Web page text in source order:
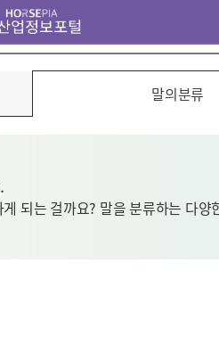
말의분류
되는 걸까요? 말을 분류하는 다